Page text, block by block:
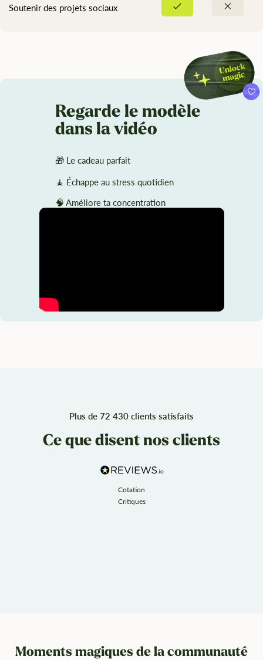
Soutenir des projets sociaux
Regarde le modèle
dans la vidéo
🎁 Le cadeau parfait
🧘 Échappe au stress quotidien
🧠 Améliore ta concentration
Plus de 72 430 clients satisfaits
Ce que disent nos clients
Cotation
Critiques
Moments magiques de la communauté